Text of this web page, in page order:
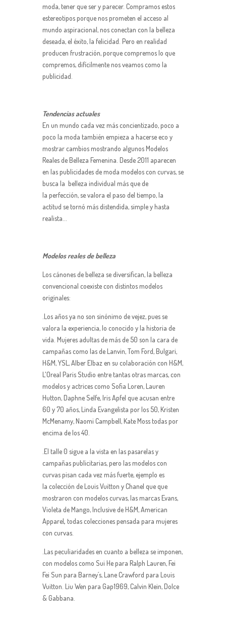
moda, tener que ser y parecer. Compramos estos
estereotipos porque nos prometen el acceso al
mundo aspiracional, nos conectan con la belleza
deseada, el éxito, la felicidad. Pero en realidad
producen frustración, porque compremos lo que
compremos, difícilmente nos veamos como la
publicidad.
Tendencias actuales
En un mundo cada vez más concientizado, poco a
poco la moda también empieza a hacerse eco y
mostrar cambios mostrando algunos Modelos
Reales de Belleza Femenina. Desde 2011 aparecen
en las publicidades de moda modelos con curvas, se
busca la belleza individual más que de
la perfección, se valora el paso del tiempo, la
actitud se tornó más distendida, simple y hasta
realista...
Modelos reales de belleza
Los cánones de belleza se diversifican, la belleza
convencional coexiste con distintos modelos
originales:
.Los años ya no son sinónimo de vejez, pues se
valora la experiencia, lo conocido y la historia de
vida. Mujeres adultas de más de 50 son la cara de
campañas como las de Lanvin, Tom Ford, Bulgari,
H&M, YSL, Alber Elbaz en su colaboración con H&M,
L'Oreal Paris Studio entre tantas otras marcas, con
modelos y actrices como Sofia Loren, Lauren
Hutton, Daphne Selfe, Iris Apfel que acusan entre
60 y 70 años, Linda Evangelista por los 50, Kristen
McMenamy, Naomi Campbell, Kate Moss todas por
encima de los 40.
.El talle 0 sigue a la vista en las pasarelas y
campañas publicitarias, pero las modelos con
curvas pisan cada vez más fuerte, ejemplo es
la colección de Louis Vuitton y Chanel que que
mostraron con modelos curvas, las marcas Evans,
Violeta de Mango, Inclusive de H&M, American
Apparel, todas colecciones pensada para mujeres
con curvas.
.Las peculiaridades en cuanto a belleza se imponen,
con modelos como Sui He para Ralph Lauren, Fei
Fei Sun para Barney´s, Lane Crawford para Louis
Vuitton. Liu Wen para Gap1969, Calvin Klein, Dolce
& Gabbana.